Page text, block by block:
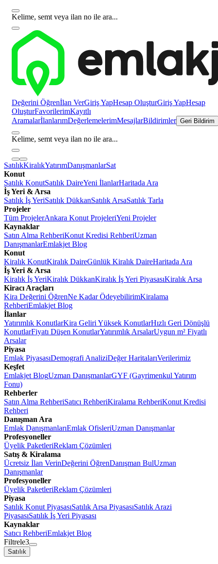
Kelime, semt veya ilan no ile ara...
Değerini Öğrenİlan VerGiriş YapHesap OluşturGiriş YapHesap
OluşturFavorilerimKayıtlı
AramalarİlanlarımDeğerlemelerimMesajlarBildirimler Geri Bildirim
Kelime, semt veya ilan no ile ara...
SatılıkKiralıkYatırımDanışmanlarSat
Konut
Satılık KonutSatılık DaireYeni İlanlarHaritada Ara
İş Yeri & Arsa
Satılık İş YeriSatılık DükkanSatılık ArsaSatılık Tarla
Projeler
Tüm ProjelerAnkara Konut ProjeleriYeni Projeler
Kaynaklar
Satın Alma RehberiKonut Kredisi RehberiUzman
DanışmanlarEmlakjet Blog
Konut
Kiralık KonutKiralık DaireGünlük Kiralık DaireHaritada Ara
İş Yeri & Arsa
Kiralık İş YeriKiralık DükkanKiralık İş Yeri PiyasasıKiralık Arsa
Kiracı Araçları
Kira Değerini ÖğrenNe Kadar ÖdeyebilirimKiralama
RehberiEmlakjet Blog
İlanlar
Yatırımlık KonutlarKira Geliri Yüksek KonutlarHızlı Geri Dönüşlü
KonutlarFiyatı Düşen KonutlarYatırımlık ArsalarUygun m² Fiyatlı
Arsalar
Piyasa
Emlak PiyasasıDemografi AnaliziDeğer HaritalarıVerilerimiz
Keşfet
Emlakjet BlogUzman DanışmanlarGYF (Gayrimenkul Yatırım
Fonu)
Rehberler
Satın Alma RehberiSatıcı RehberiKiralama RehberiKonut Kredisi
Rehberi
Danışman Ara
Emlak DanışmanlarıEmlak OfisleriUzman Danışmanlar
Profesyoneller
Üyelik PaketleriReklam Çözümleri
Satış & Kiralama
Ücretsiz İlan VerinDeğerini ÖğrenDanışman BulUzman
Danışmanlar
Profesyoneller
Üyelik PaketleriReklam Çözümleri
Piyasa
Satılık Konut PiyasasıSatılık Arsa PiyasasıSatılık Arazi
PiyasasıSatılık İş Yeri Piyasası
Kaynaklar
Satıcı RehberiEmlakjet Blog
Filtrele3
Satılık